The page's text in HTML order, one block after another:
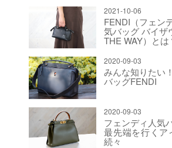
2021-10-06
FENDI（フェン
気バッグ バイザ
THE WAY）とは
2020-09-03
みんな知りたい
バッグFENDI
2020-09-03
フェンディ人気
最先端を行くア
続々